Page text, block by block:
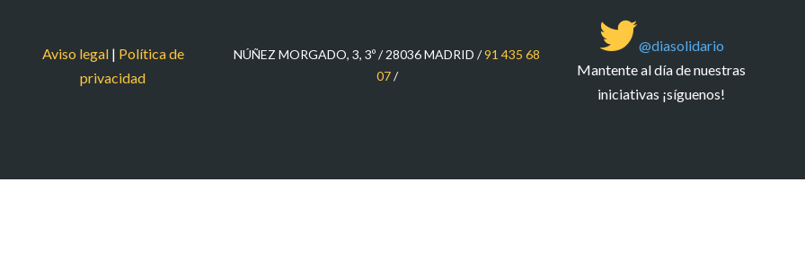
Aviso legal| Política de
privacidad
NÚÑEZ MORGADO, 3, 3º / 28036 MADRID /91 435 68
07/
@diasolidario
Mantente al día de nuestras
iniciativas ¡síguenos!